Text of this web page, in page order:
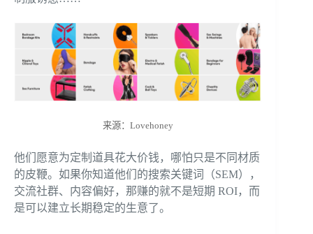
来源：Lovehoney
他们愿意为定制道具花大价钱，哪怕只是不同材质
的皮鞭。如果你知道他们的搜索关键词（SEM），
交流社群、内容偏好，那赚的就不是短期 ROI，而
是可以建立长期稳定的生意了。